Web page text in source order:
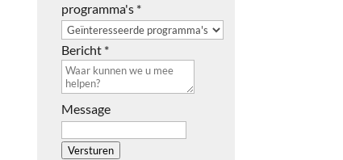
programma's *
Bericht *
Message
Versturen